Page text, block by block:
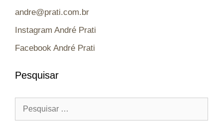
andre@prati.com.br
Instagram André Prati
Facebook André Prati
Pesquisar
Pesquisar
por: